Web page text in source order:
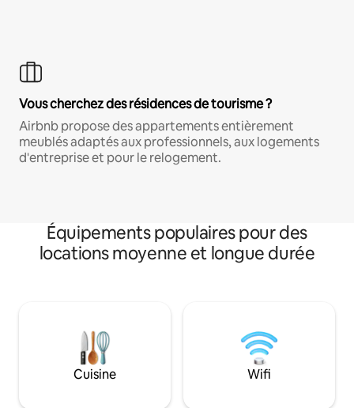
Vous cherchez des résidences de tourisme ?
Airbnb propose des appartements entièrement
meublés adaptés aux professionnels, aux logements
d'entreprise et pour le relogement.
Équipements populaires pour des
locations moyenne et longue durée
Cuisine Wifi